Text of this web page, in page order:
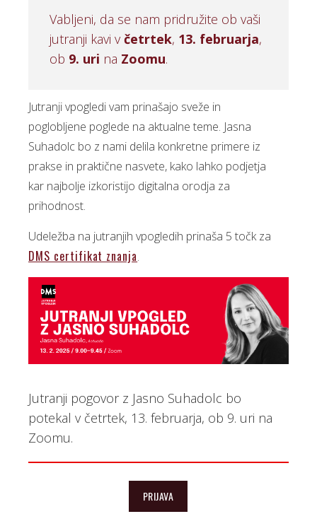
Vabljeni, da se nam pridružite ob vaši
jutranji kavi v četrtek, 13. februarja,
ob 9. uri na Zoomu.
Jutranji vpogledi vam prinašajo sveže in
poglobljene poglede na aktualne teme. Jasna
Suhadolc bo z nami delila konkretne primere iz
prakse in praktične nasvete, kako lahko podjetja
kar najbolje izkoristijo digitalna orodja za
prihodnost.
Udeležba na jutranjih vpogledih prinaša 5 točk za
DMS certifikat znanja.
Jutranji pogovor z Jasno Suhadolc bo
potekal v četrtek, 13. februarja, ob 9. uri na
Zoomu.
PRIJAVA